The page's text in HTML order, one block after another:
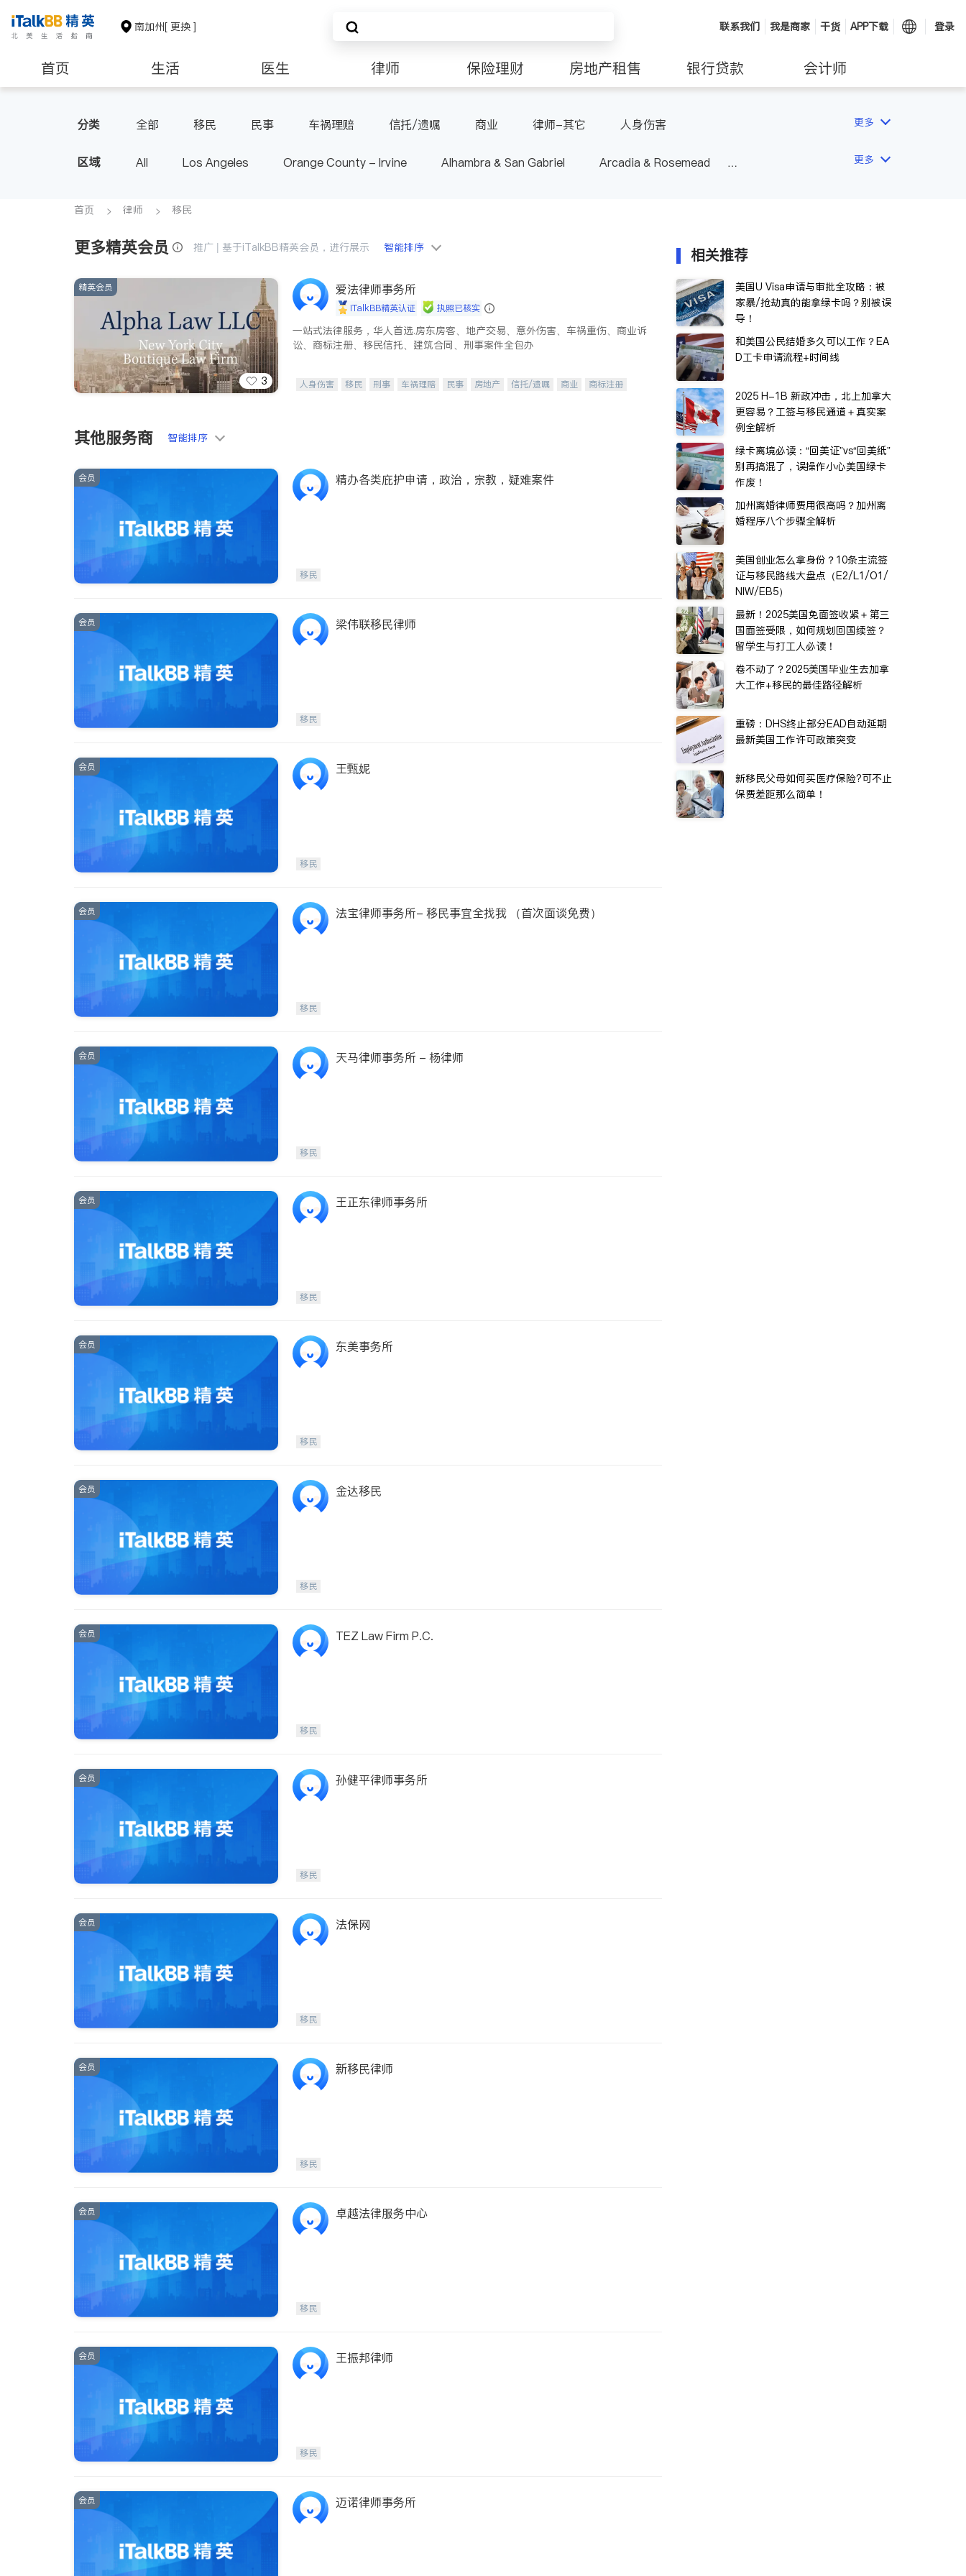
南加州[ 更换 ] 联系我们 我是商家 干货 APP下载 登录
首页 生活 医生 律师 保险理财 房地产租售 银行贷款 会计师
分类 全部 移民 民事 车祸理赔 信托/遗嘱 商业 律师-其它 人身伤害 更多
区域 All Los Angeles Orange County - Irvine Alhambra & San Gabriel
Arcadia & Rosemead
Inyo & San Bernardino
更多
首页 律师 移民
更多精英会员 推广 | 基于iTalkBB精英会员，进行展示 智能排序
3
精英会员 爱法律师事务所
iTalkBB精英认证 执照已核实
一站式法律服务，华人首选.房东房客、地产交易、意外伤害、车祸重伤、商业诉
讼、商标注册、移民信托、建筑合同、刑事案件全包办
人身伤害 移民 刑事 车祸理赔 民事 房地产 信托/遗嘱 商业
商标注册
其他服务商 智能排序
会员 精办各类庇护申请，政治，宗教，疑难案件
移民
会员 梁伟联移民律师
移民
会员 王甄妮
移民
会员 法宝律师事务所- 移民事宜全找我 （首次面谈免费）
移民
会员 天马律师事务所 - 杨律师
移民
会员 王正东律师事务所
移民
会员 东美事务所
移民
会员 金达移民
移民
会员 TEZ Law Firm P.C.
移民
会员 孙健平律师事务所
移民
会员 法保网
移民
会员 新移民律师
移民
会员 卓越法律服务中心
移民
会员 王振邦律师
移民
会员 迈诺律师事务所
相关推荐
美国U Visa申请与审批全攻略：被
家暴/抢劫真的能拿绿卡吗？别被误
导！
和美国公民结婚多久可以工作？EA
D工卡申请流程+时间线
2025 H-1B 新政冲击，北上加拿大
更容易？工签与移民通道＋真实案
例全解析
绿卡离境必读：“回美证”vs“回美纸”
别再搞混了，误操作小心美国绿卡
作废！
加州离婚律师费用很高吗？加州离
婚程序八个步骤全解析
美国创业怎么拿身份？10条主流签
证与移民路线大盘点（E2/L1/O1/
NIW/EB5）
最新！2025美国免面签收紧＋第三
国面签受限，如何规划回国续签？
留学生与打工人必读！
卷不动了？2025美国毕业生去加拿
大工作+移民的最佳路径解析
重磅：DHS终止部分EAD自动延期
最新美国工作许可政策突变
新移民父母如何买医疗保险?可不止
保费差距那么简单！